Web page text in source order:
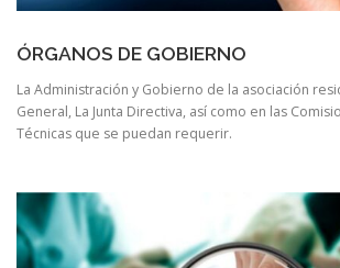
ÓRGANOS DE GOBIERNO
La Administración y Gobierno de la asociación
General, La Junta Directiva, así como en las
Técnicas que se puedan requerir.